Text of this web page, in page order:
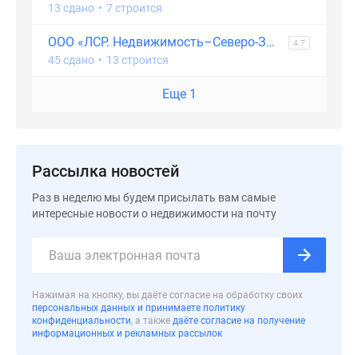
13 сдано • 7 строится
ООО «ЛСР. Недвижимость–Северо-Запад» 4.7
45 сдано • 13 строится
Еще 1
Рассылка новостей
Раз в неделю мы будем присылать вам самые
интересные новости о недвижимости на почту
Нажимая на кнопку, вы даёте согласие на обработку своих
персональных данных и принимаете политику
конфиденциальности, а также даёте согласие на получение
информационных и рекламных рассылок